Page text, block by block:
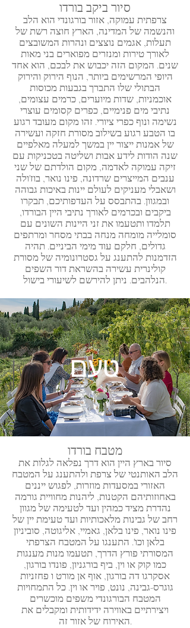
סיור ביקב בורדו
צרפתית עמוקה, אזור בורגונדי הוא הלב
והנשמה של המדינה, הארץ חוצה רשת של
תעלות, אגמים נוצצים ונהרות המשובצים
לאורך טירות ומנזרים מפוארים בני מאות
שנים. המקום הזה יכבוש את לבכם, הוא אחד
היופי המרשימים ביותר, הנוף הירוק והירוק
הבתולי שלו התברך בגבעות מכוסות
אוכמניות, שדות מיוערים, כרמים עצומים,
נתיבי מים פנימיים, כפרים קסומים עוצרי
נשימה ונוף כפרי ציורי. זהו מקום מעובד רגוע
בו הטבע רגוע בשילוב מסורת חזקה ועשירה
של אמנות ייצור יין במשך למעלה מאלפיים
שנה הודות לידע אבות ושליטה בטכניקות עם
זיקה עמוקה לאדמה, מקום הולדתם של שני
ענבים המייצרים שרדונה, פינו נואר, בוז'ולה
ושאבלי מעניקים לעולם יינות באיכות גבוהה
ובמגוון. בהתבסס על העדפותיכם, תבקרו
ביקבים ובכרמים לאורך נתיבי היין הבורדו,
תלמדו ותטעמו את זני היינות השונים עם
סומלייה מומחה מנחה בבתי מסחר ומרתפים
גדולים, חלקם עוד מימי הביניים. תהיה
הזדמנות להתענג על גסטרונומיה של מסורת
קולינרית עשירה בהשראת דור השפים
הנלהבים. ניתן להירשם לשיעורי בישול.
טעם
מטבח בורדו
סיור בארץ היין הוא דרך נפלאה לגלות את
הלב האותנטי של צרפת ולהתענג על המטבח
האזורי במסעדות מוזרות, לפגוש ייננים
באחוזותיהם הקטנות, ליהנות מחוויית גורמה
נהדרת מציד כמהין ועד לטעימה של מגוון
רחב של גבינות מלאכותיות ועד טעימת יין של
פינו נואר, פינו בלאן, גאמיי, אליגוטה, סוביניון
בלאן וכו'. התענגו על המטבח הצרפתי
המסורתי פורץ הדרך, תטעמו מנות מענגות
כמו קוק או וין, ביף בורגניון, פונדו בורגון,
אסקרגו דה בורגון, אוף אן מורט ו פחזניות
גוגרס-גבינה, נונט, פויר או וין. כל התמחויות
המטבח הבורגונדי משפים מוכשרים
ויצירתיים באווירה ידידותית ומקבלים את
האירוח של אזור זה.